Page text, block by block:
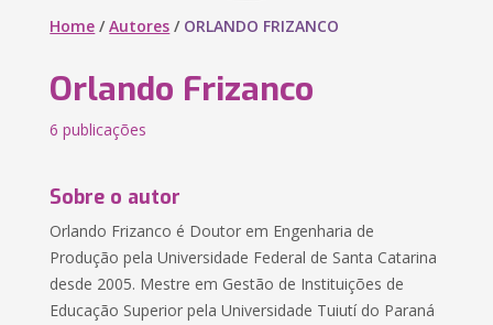
Home /Autores / ORLANDO FRIZANCO
Orlando Frizanco
6 publicações
Sobre o autor
Orlando Frizanco é Doutor em Engenharia de
Produção pela Universidade Federal de Santa Catarina
desde 2005. Mestre em Gestão de Instituições de
Educação Superior pela Universidade Tuiutí do Paraná